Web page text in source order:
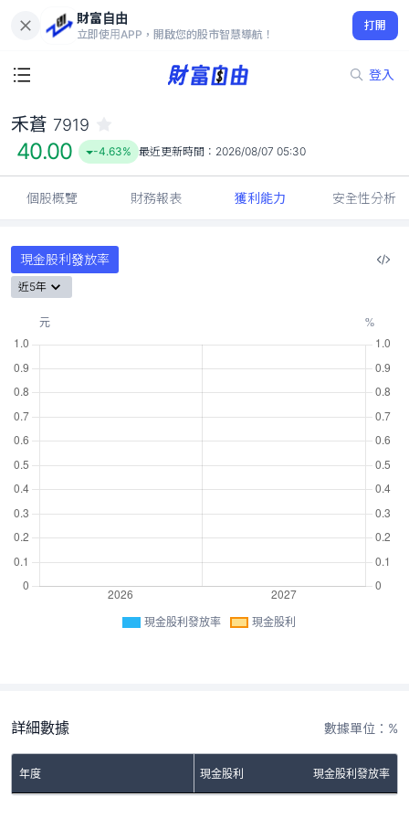
財富自由
立即使用APP，開啟您的股市智慧導航！
打開
登入
40.00
-4.63%
禾蒼 7919
40.00 -4.63% 最近更新時間： 2026/08/07 05:30
個股概覽 財務報表 獲利能力 安全性分析
現金股利發放率
近5年
現金股利發放率 現金股利
詳細數據 數據單位：%
年度 現金股利 現金股利發放率